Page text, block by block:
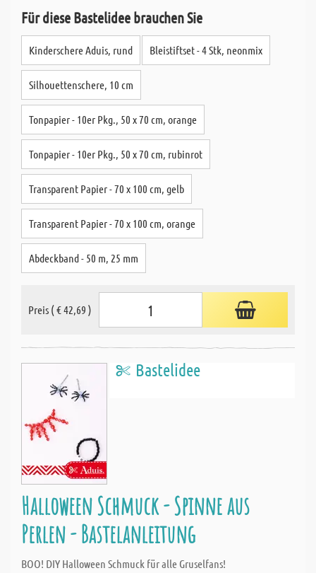
Für diese Bastelidee brauchen Sie
Kinderschere Aduis, rund Bleistiftset - 4 Stk, neonmix
Silhouettenschere, 10 cm
Tonpapier - 10er Pkg., 50 x 70 cm, orange
Tonpapier - 10er Pkg., 50 x 70 cm, rubinrot
Transparent Papier - 70 x 100 cm, gelb
Transparent Papier - 70 x 100 cm, orange
Abdeckband - 50 m, 25 mm
Preis ( € 42,69 )
Bastelidee
Halloween Schmuck - Spinne aus
Perlen - Bastelanleitung
BOO! DIY Halloween Schmuck für alle Gruselfans!